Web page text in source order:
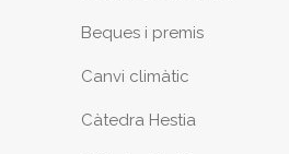
Beques i premis
Canvi climàtic
Càtedra Hestia